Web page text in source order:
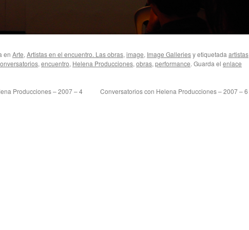
en Arte, Artistas en el encuentro. Las obras, image, Image Galleriesy etiquetada artistas
, encuentro, Helena Producciones, obras, performance. Guarda el enlace
Producciones – 2007 – 4 Conversatorios con Helena Producciones – 2007 – 6